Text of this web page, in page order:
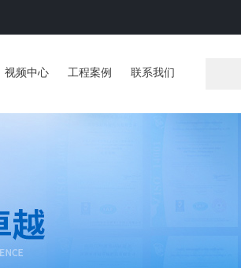
视频中心 工程案例 联系我们